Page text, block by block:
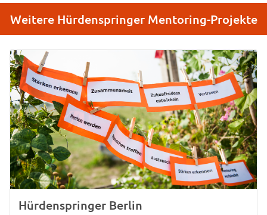
Weitere Hürdenspringer Mentoring-Projekte
Hürdenspringer Berlin